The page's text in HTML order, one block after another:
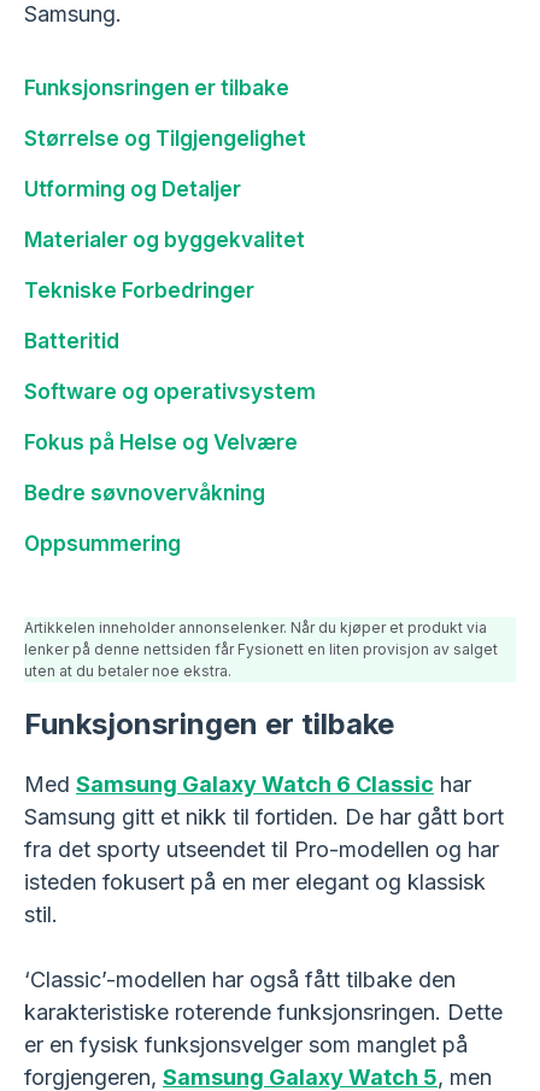
Samsung.
Funksjonsringen er tilbake
Størrelse og Tilgjengelighet
Utforming og Detaljer
Materialer og byggekvalitet
Tekniske Forbedringer
Batteritid
Software og operativsystem
Fokus på Helse og Velvære
Bedre søvnovervåkning
Oppsummering
Artikkelen inneholder annonselenker. Når du kjøper et produkt via
lenker på denne nettsiden får Fysionett en liten provisjon av salget
uten at du betaler noe ekstra.
Funksjonsringen er tilbake
Med Samsung Galaxy Watch 6 Classic har
Samsung gitt et nikk til fortiden. De har gått bort
fra det sporty utseendet til Pro-modellen og har
isteden fokusert på en mer elegant og klassisk
stil.
‘Classic’-modellen har også fått tilbake den
karakteristiske roterende funksjonsringen. Dette
er en fysisk funksjonsvelger som manglet på
forgjengeren, Samsung Galaxy Watch 5, men